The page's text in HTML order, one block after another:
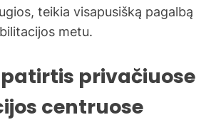
teikia visapusišką pagalbą
metu.
privačiuose
centruose